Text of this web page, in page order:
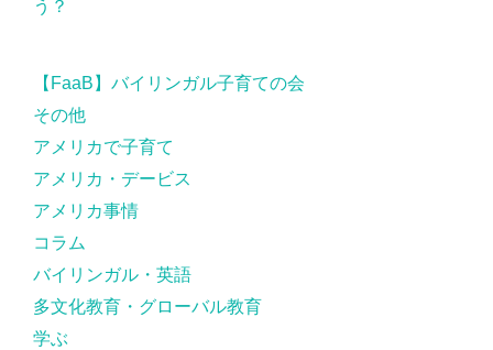
う？
【FaaB】バイリンガル子育ての会
その他
アメリカで子育て
アメリカ・デービス
アメリカ事情
コラム
バイリンガル・英語
多文化教育・グローバル教育
学ぶ